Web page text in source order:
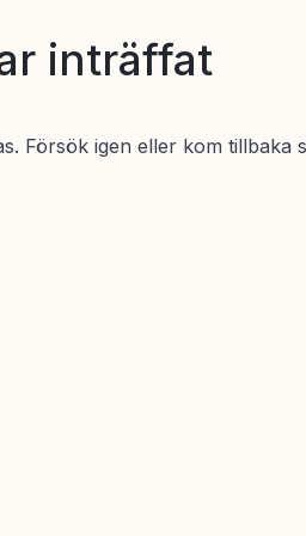
inträffat
Försök igen eller kom tillbaka